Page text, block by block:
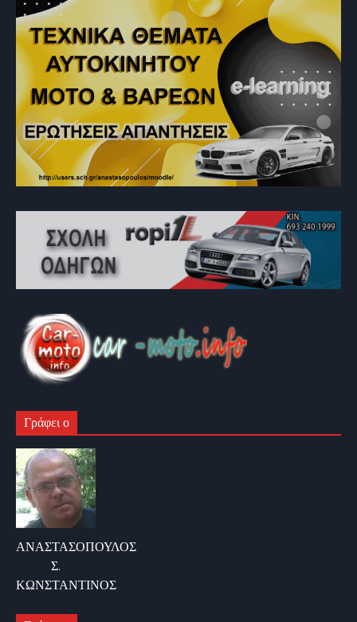
Γράφει ο
ΑΝΑΣΤΑΣΟΠΟΥΛΟΣ
Σ.
ΚΩΝΣΤΑΝΤΙΝΟΣ